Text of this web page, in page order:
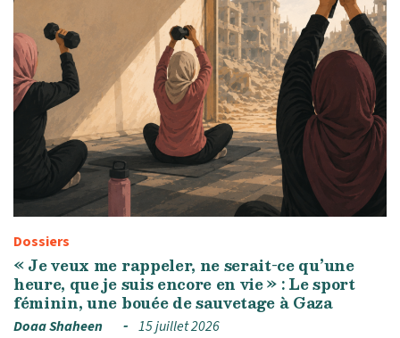
Dossiers
« Je veux me rappeler, ne serait-ce qu’une
heure, que je suis encore en vie » : Le sport
féminin, une bouée de sauvetage à Gaza
Doaa Shaheen 15 juillet 2026